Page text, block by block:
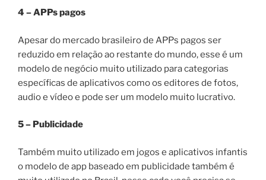
4 – APPs pagos
Apesar do mercado brasileiro de APPs pagos ser
reduzido em relação ao restante do mundo, esse é um
modelo de negócio muito utilizado para categorias
específicas de aplicativos como os editores de fotos,
audio e vídeo e pode ser um modelo muito lucrativo.
5 – Publicidade
Também muito utilizado em jogos e aplicativos infantis
o modelo de app baseado em publicidade também é